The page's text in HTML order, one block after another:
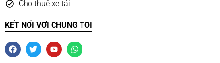
Cho thuê xe tải
KẾT NỐI VỚI CHÚNG TÔI